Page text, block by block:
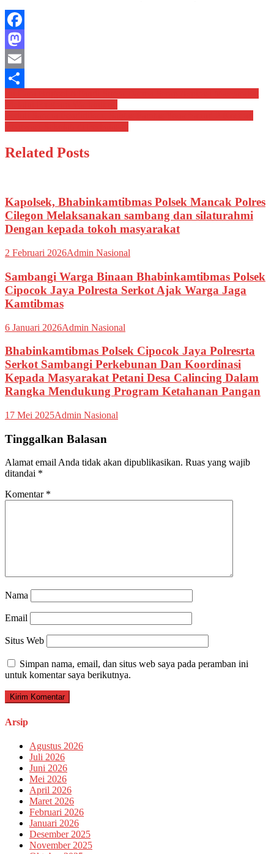
Facebook
Mastodon
Email
Share
Navigasi
pos
Related Posts
Kapolsek, Bhabinkamtibmas Polsek Mancak Polres
Cilegon Melaksanakan sambang dan silaturahmi
Dengan kepada tokoh masyarakat
2 Februari 2026Admin Nasional
Sambangi Warga Binaan Bhabinkamtibmas Polsek
Cipocok Jaya Polresta Serkot Ajak Warga Jaga
Kamtibmas
6 Januari 2026Admin Nasional
Bhabinkamtibmas Polsek Cipocok Jaya Polresrta
Serkot Sambangi Perkebunan Dan Koordinasi
Kepada Masyarakat Petani Desa Calincing Dalam
Rangka Mendukung Program Ketahanan Pangan
17 Mei 2025Admin Nasional
Tinggalkan Balasan
Alamat email Anda tidak akan dipublikasikan. Ruas yang wajib
ditandai *
Komentar *
Nama
Email
Situs Web
Simpan nama, email, dan situs web saya pada peramban ini
untuk komentar saya berikutnya.
Arsip
Agustus 2026
Juli 2026
Juni 2026
Mei 2026
April 2026
Maret 2026
Februari 2026
Januari 2026
Desember 2025
November 2025